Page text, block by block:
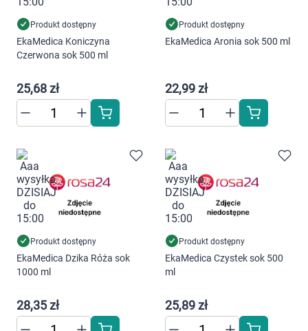
Zdrowy styl życia
Zabawki
Sprzęt medyczny
Grupy produktowe
Marki
Produkt dostępny
EkaMedica Koniczyna
Czerwona sok 500 ml
25,68 zł
Produkt dostępny
EkaMedica Aronia sok 500 ml
22,99 zł
Produkt dostępny
EkaMedica Dzika Róża sok
1000 ml
28,35 zł
Produkt dostępny
EkaMedica Czystek sok 500
ml
25,89 zł